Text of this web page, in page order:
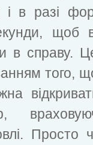
і в разі
щоб
в справу.
того,
Просто